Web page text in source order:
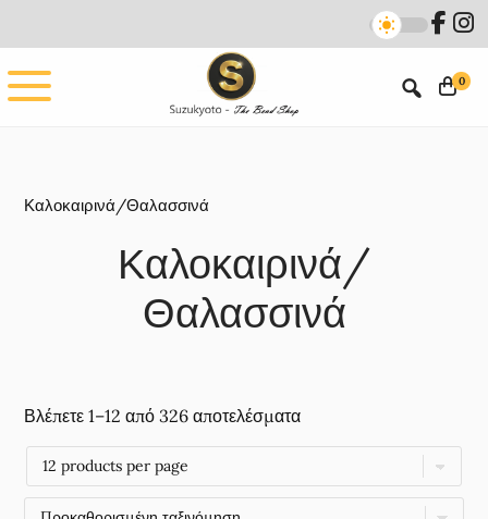
main
content
footer
0
Καλοκαιρινά/Θαλασσινά
Καλοκαιρινά/
Θαλασσινά
Βλέπετε 1–12 από 326 αποτελέσματα